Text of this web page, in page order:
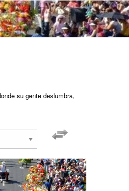
su gente deslumbra,